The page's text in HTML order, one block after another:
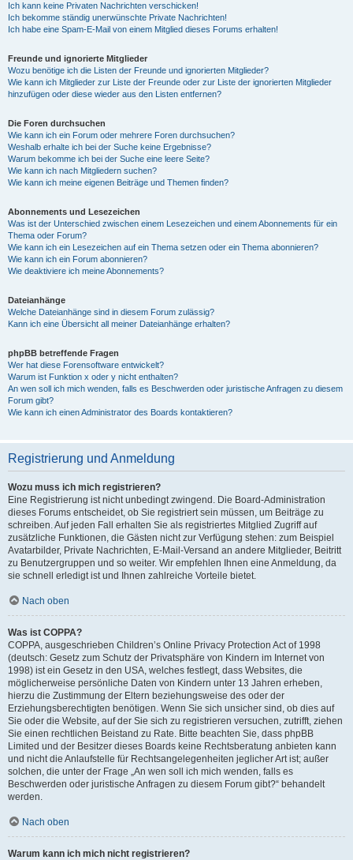
Ich kann keine Privaten Nachrichten verschicken!
Ich bekomme ständig unerwünschte Private Nachrichten!
Ich habe eine Spam-E-Mail von einem Mitglied dieses Forums erhalten!
Freunde und ignorierte Mitglieder
Wozu benötige ich die Listen der Freunde und ignorierten Mitglieder?
Wie kann ich Mitglieder zur Liste der Freunde oder zur Liste der ignorierten Mitglieder
hinzufügen oder diese wieder aus den Listen entfernen?
Die Foren durchsuchen
Wie kann ich ein Forum oder mehrere Foren durchsuchen?
Weshalb erhalte ich bei der Suche keine Ergebnisse?
Warum bekomme ich bei der Suche eine leere Seite?
Wie kann ich nach Mitgliedern suchen?
Wie kann ich meine eigenen Beiträge und Themen finden?
Abonnements und Lesezeichen
Was ist der Unterschied zwischen einem Lesezeichen und einem Abonnements für ein
Thema oder Forum?
Wie kann ich ein Lesezeichen auf ein Thema setzen oder ein Thema abonnieren?
Wie kann ich ein Forum abonnieren?
Wie deaktiviere ich meine Abonnements?
Dateianhänge
Welche Dateianhänge sind in diesem Forum zulässig?
Kann ich eine Übersicht all meiner Dateianhänge erhalten?
phpBB betreffende Fragen
Wer hat diese Forensoftware entwickelt?
Warum ist Funktion x oder y nicht enthalten?
An wen soll ich mich wenden, falls es Beschwerden oder juristische Anfragen zu diesem
Forum gibt?
Wie kann ich einen Administrator des Boards kontaktieren?
Registrierung und Anmeldung
Wozu muss ich mich registrieren?
Eine Registrierung ist nicht unbedingt zwingend. Die Board-Administration
dieses Forums entscheidet, ob Sie registriert sein müssen, um Beiträge zu
schreiben. Auf jeden Fall erhalten Sie als registriertes Mitglied Zugriff auf
zusätzliche Funktionen, die Gästen nicht zur Verfügung stehen: zum Beispiel
Avatarbilder, Private Nachrichten, E-Mail-Versand an andere Mitglieder, Beitritt
zu Benutzergruppen und so weiter. Wir empfehlen Ihnen eine Anmeldung, da
sie schnell erledigt ist und Ihnen zahlreiche Vorteile bietet.
Nach oben
Was ist COPPA?
COPPA, ausgeschrieben Children’s Online Privacy Protection Act of 1998
(deutsch: Gesetz zum Schutz der Privatsphäre von Kindern im Internet von
1998) ist ein Gesetz in den USA, welches festlegt, dass Websites, die
möglicherweise persönliche Daten von Kindern unter 13 Jahren erheben,
hierzu die Zustimmung der Eltern beziehungsweise des oder der
Erziehungsberechtigten benötigen. Wenn Sie sich unsicher sind, ob dies auf
Sie oder die Website, auf der Sie sich zu registrieren versuchen, zutrifft, ziehen
Sie einen rechtlichen Beistand zu Rate. Bitte beachten Sie, dass phpBB
Limited und der Besitzer dieses Boards keine Rechtsberatung anbieten kann
und nicht die Anlaufstelle für Rechtsangelegenheiten jeglicher Art ist; außer
solchen, die unter der Frage „An wen soll ich mich wenden, falls es
Beschwerden oder juristische Anfragen zu diesem Forum gibt?“ behandelt
werden.
Nach oben
Warum kann ich mich nicht registrieren?